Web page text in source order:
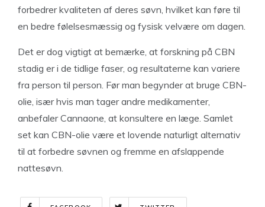
forbedrer kvaliteten af deres søvn, hvilket kan føre til
en bedre følelsesmæssig og fysisk velvære om dagen.
Det er dog vigtigt at bemærke, at forskning på CBN
stadig er i de tidlige faser, og resultaterne kan variere
fra person til person. Før man begynder at bruge CBN-
olie, især hvis man tager andre medikamenter,
anbefaler Cannaone, at konsultere en læge. Samlet
set kan CBN-olie være et lovende naturligt alternativ
til at forbedre søvnen og fremme en afslappende
nattesøvn.